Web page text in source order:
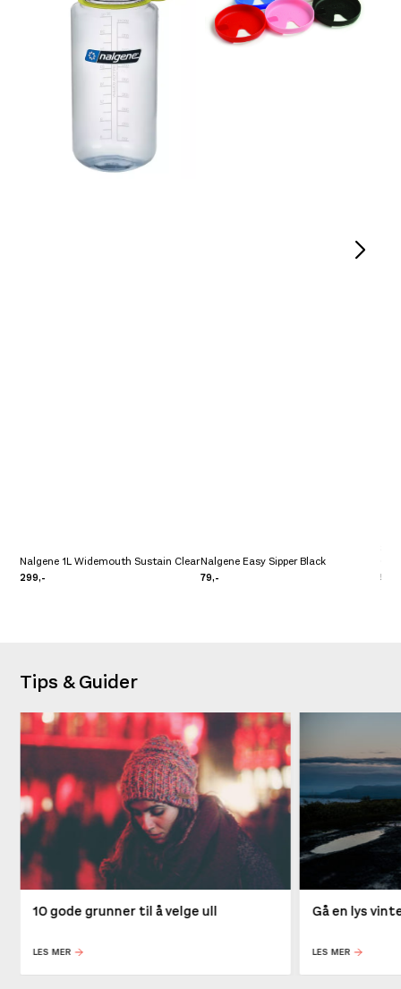
Nalgene 1L Widemouth Sustain Clear
299,-
Nalgene Easy Sipper Black
79,-
Tips & Guider
10 gode grunner til å velge ull
LES MER
Gå en lys
LES MER